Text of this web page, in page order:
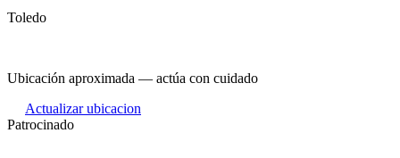
Toledo
Ubicación aproximada — actúa con cuidado
Actualizar ubicacion
Patrocinado